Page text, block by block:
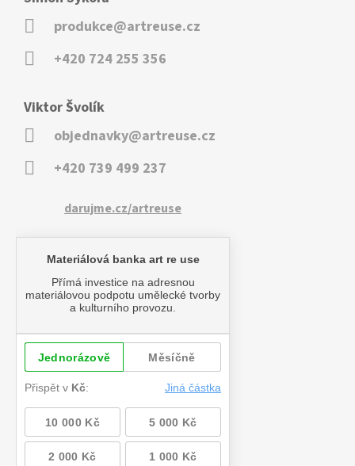
produkce@artreuse.cz
+420 724 255 356
Viktor Švolík
objednavky@artreuse.cz
+420 739 499 237
darujme.cz/artreuse